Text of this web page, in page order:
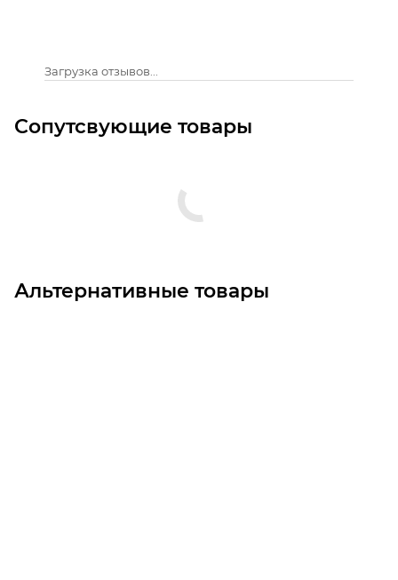
Загрузка отзывов...
Сопутсвующие товары
Альтернативные товары